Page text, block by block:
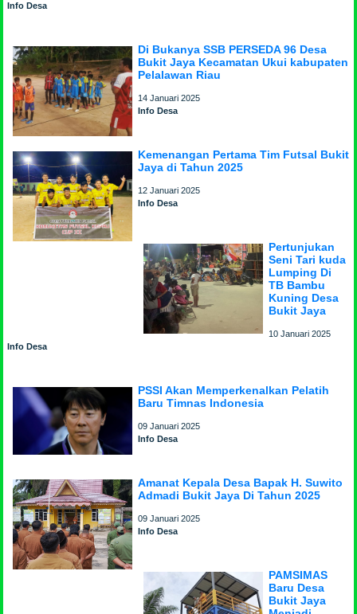
Info Desa
Di Bukanya SSB PERSEDA 96 Desa
Bukit Jaya Kecamatan Ukui kabupaten
Pelalawan Riau
14 Januari 2025
Info Desa
Kemenangan Pertama Tim Futsal Bukit
Jaya di Tahun 2025
12 Januari 2025
Info Desa
Pertunjukan
Seni Tari kuda
Lumping Di
TB Bambu
Kuning Desa
Bukit Jaya
10 Januari 2025
Info Desa
PSSI Akan Memperkenalkan Pelatih
Baru Timnas Indonesia
09 Januari 2025
Info Desa
Amanat Kepala Desa Bapak H. Suwito
Admadi Bukit Jaya Di Tahun 2025
09 Januari 2025
Info Desa
PAMSIMAS
Baru Desa
Bukit Jaya